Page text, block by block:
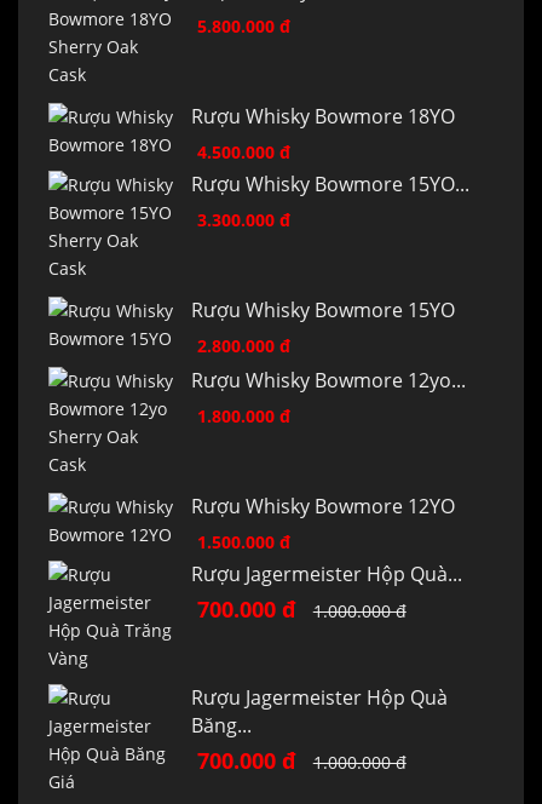
5.800.000 đ
Rượu Whisky Bowmore 18YO
4.500.000 đ
Rượu Whisky Bowmore 15YO...
3.300.000 đ
Rượu Whisky Bowmore 15YO
2.800.000 đ
Rượu Whisky Bowmore 12yo...
1.800.000 đ
Rượu Whisky Bowmore 12YO
1.500.000 đ
Rượu Jagermeister Hộp Quà...
700.000 đ 1.000.000 đ
Rượu Jagermeister Hộp Quà
Băng...
700.000 đ 1.000.000 đ